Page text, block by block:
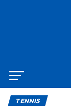
TENNIS